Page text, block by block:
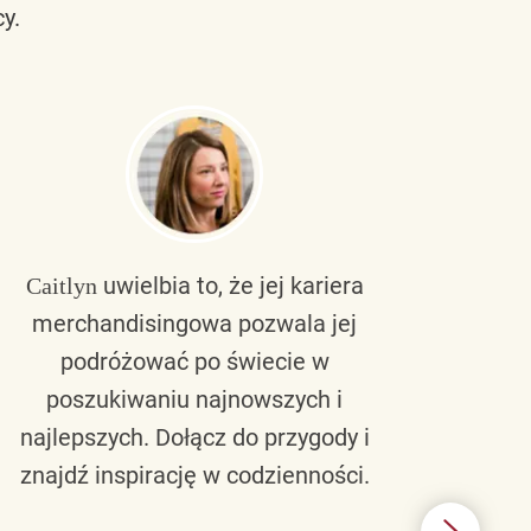
Caitlynuwielbia to, że jej kariera
merchandisingowa pozwala jej
podróżować po świecie w
poszukiwaniu najnowszych i
najlepszych. Dołącz do przygody i
znajdź inspirację w codzienności.